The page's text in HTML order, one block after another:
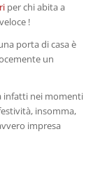
per chi abita a
!
porta di casa è
un
infatti nei momenti
insomma,
impresa